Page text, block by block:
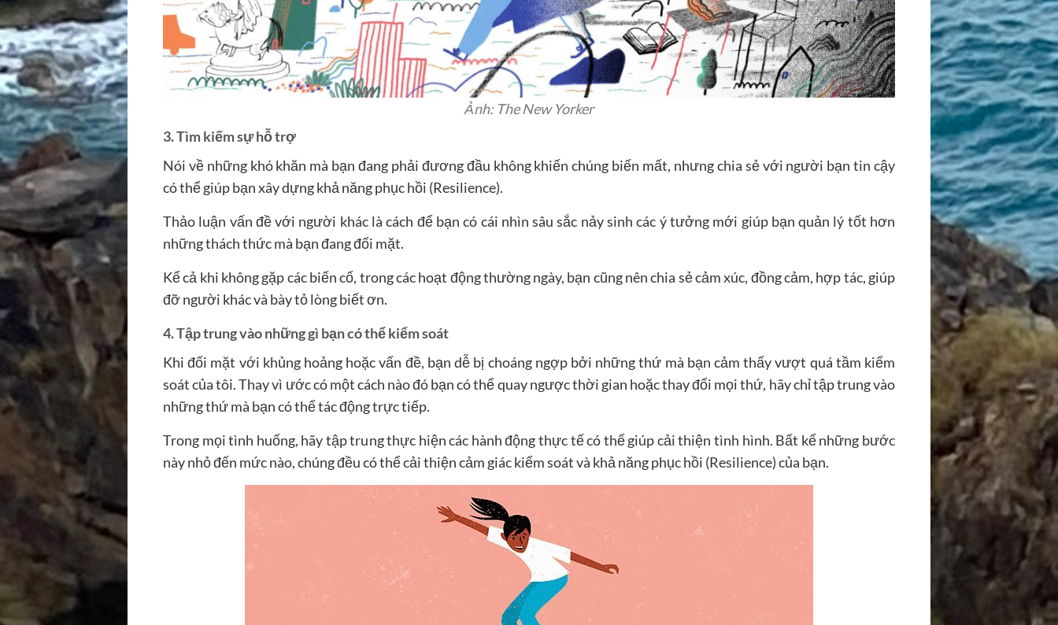
Ảnh: The New Yorker
3.Tìm kiếm sự hỗ trợ
Nói về những khó khăn mà bạn đang phải đương đầu không khiến chúng biến mất, nhưng chia sẻ với người bạn tin cậy
có thể giúp bạn xây dựng khả năng phục hồi (Resilience).
Thảo luận vấn đề với người khác là cách để bạn có cái nhìn sâu sắc nảy sinh các ý tưởng mới giúp bạn quản lý tốt hơn
những thách thức mà bạn đang đối mặt.
Kể cả khi không gặp các biến cố, trong các hoạt động thường ngày, bạn cũng nên chia sẻ cảm xúc, đồng cảm, hợp tác, giúp
đỡ người khác và bày tỏ lòng biết ơn.
4. Tập trung vào những gì bạn có thể kiểm soát
Khi đối mặt với khủng hoảng hoặc vấn đề, bạn dễ bị choáng ngợp bởi những thứ mà bạn cảm thấy vượt quá tầm kiểm
soát của tôi. Thay vì ước có một cách nào đó bạn có thể quay ngược thời gian hoặc thay đổi mọi thứ, hãy chỉ tập trung vào
những thứ mà bạn có thể tác động trực tiếp.
Trong mọi tình huống, hãy tập trung thực hiện các hành động thực tế có thể giúp cải thiện tình hình. Bất kể những bước
này nhỏ đến mức nào, chúng đều có thể cải thiện cảm giác kiểm soát và khả năng phục hồi (Resilience) của bạn.